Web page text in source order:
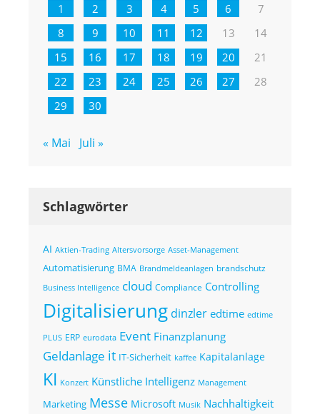
1
2 3 4 5 6
7
8
9 10 11 12 13
14
15
16 17 18 19 20
21
22
23 24 25 26 27
28
29
30
« Mai Juli »
Schlagwörter
AI Aktien-Trading Altersvorsorge Asset-Management
Automatisierung BMA Brandmeldeanlagen brandschutz
Business Intelligence cloud Compliance Controlling
Digitalisierung dinzler edtime edtime
PLUS ERP eurodata Event Finanzplanung
Geldanlage it IT-Sicherheit kaffee Kapitalanlage
KI Konzert Künstliche Intelligenz Management
Marketing Messe Microsoft Musik Nachhaltigkeit